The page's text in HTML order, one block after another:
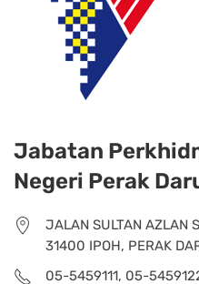
Jabatan
Negeri Perak
JALAN SULTAN AZLAN
31400 IPOH, PERAK
05-5459111, 05-